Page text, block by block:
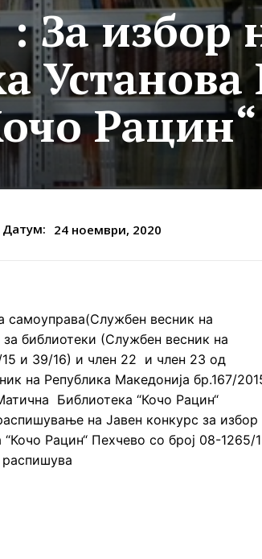
За избор
Датум: 24 ноември, 2020
самоуправа(Службен весник на
библиотеки (Службен весник на
15 и 39/16) и член 22 и член 23 од
на Република Македонија бр.167/
Библиотека “Кочо Рацин“
на Јавен конкурс за избор
Рацин“ Пехчево со број 08-1265/1